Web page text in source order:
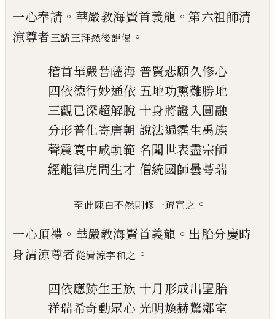
一心奉請 。 華嚴教海賢首義龍 。 第六祖師清
涼尊者三請三拜然後說偈 。
稽首華嚴菩薩海 普賢悲願久修心
四依德行妙通依 五地功熏難勝地
三觀已深超解脫 十身將證入圓融
分形普化寄唐朝 說法遍霑生禹族
聲震寰中咸軌範 名聞世表盡宗師
經龍律虎間生才 僧統國師曇蕚瑞
至此陳白不然則修一疏宣之 。
一心頂禮 。 華嚴教海賢首義龍 。 出胎分慶時
身清涼尊者從清涼字和之 。
四依應跡生王族 十月形成出聖胎
祥瑞希奇動眾心 光明煥赫驚鄰室